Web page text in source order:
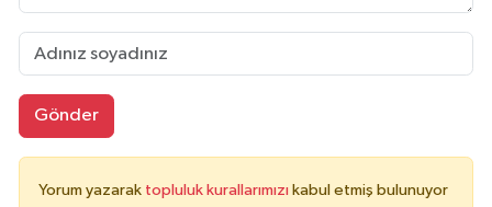
Gönder
Yorum yazarak topluluk kurallarımızı kabul etmiş bulunuyor